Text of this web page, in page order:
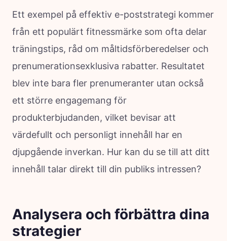
Ett exempel på effektiv e-poststrategi kommer
från ett populärt fitnessmärke som ofta delar
träningstips, råd om måltidsförberedelser och
prenumerationsexklusiva rabatter. Resultatet
blev inte bara fler prenumeranter utan också
ett större engagemang för
produkterbjudanden, vilket bevisar att
värdefullt och personligt innehåll har en
djupgående inverkan. Hur kan du se till att ditt
innehåll talar direkt till din publiks intressen?
Analysera och förbättra dina
strategier